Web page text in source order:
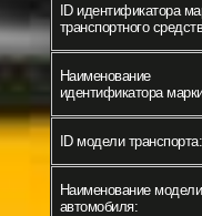
ID идентификатора
транспортного
Наименование
идентификатора
ID модели транспорта:
Наименование модели
автомобиля: